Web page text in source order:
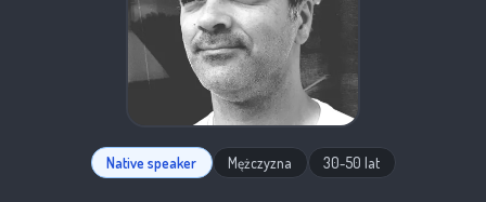
Native speaker Mężczyzna 30-50 lat